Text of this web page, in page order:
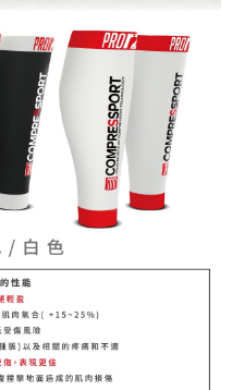
使用額度並採取法律行動。